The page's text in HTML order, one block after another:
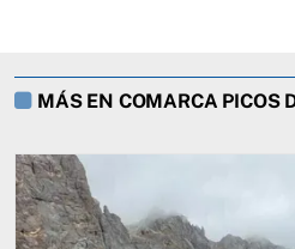
MÁS EN COMARCA PICOS